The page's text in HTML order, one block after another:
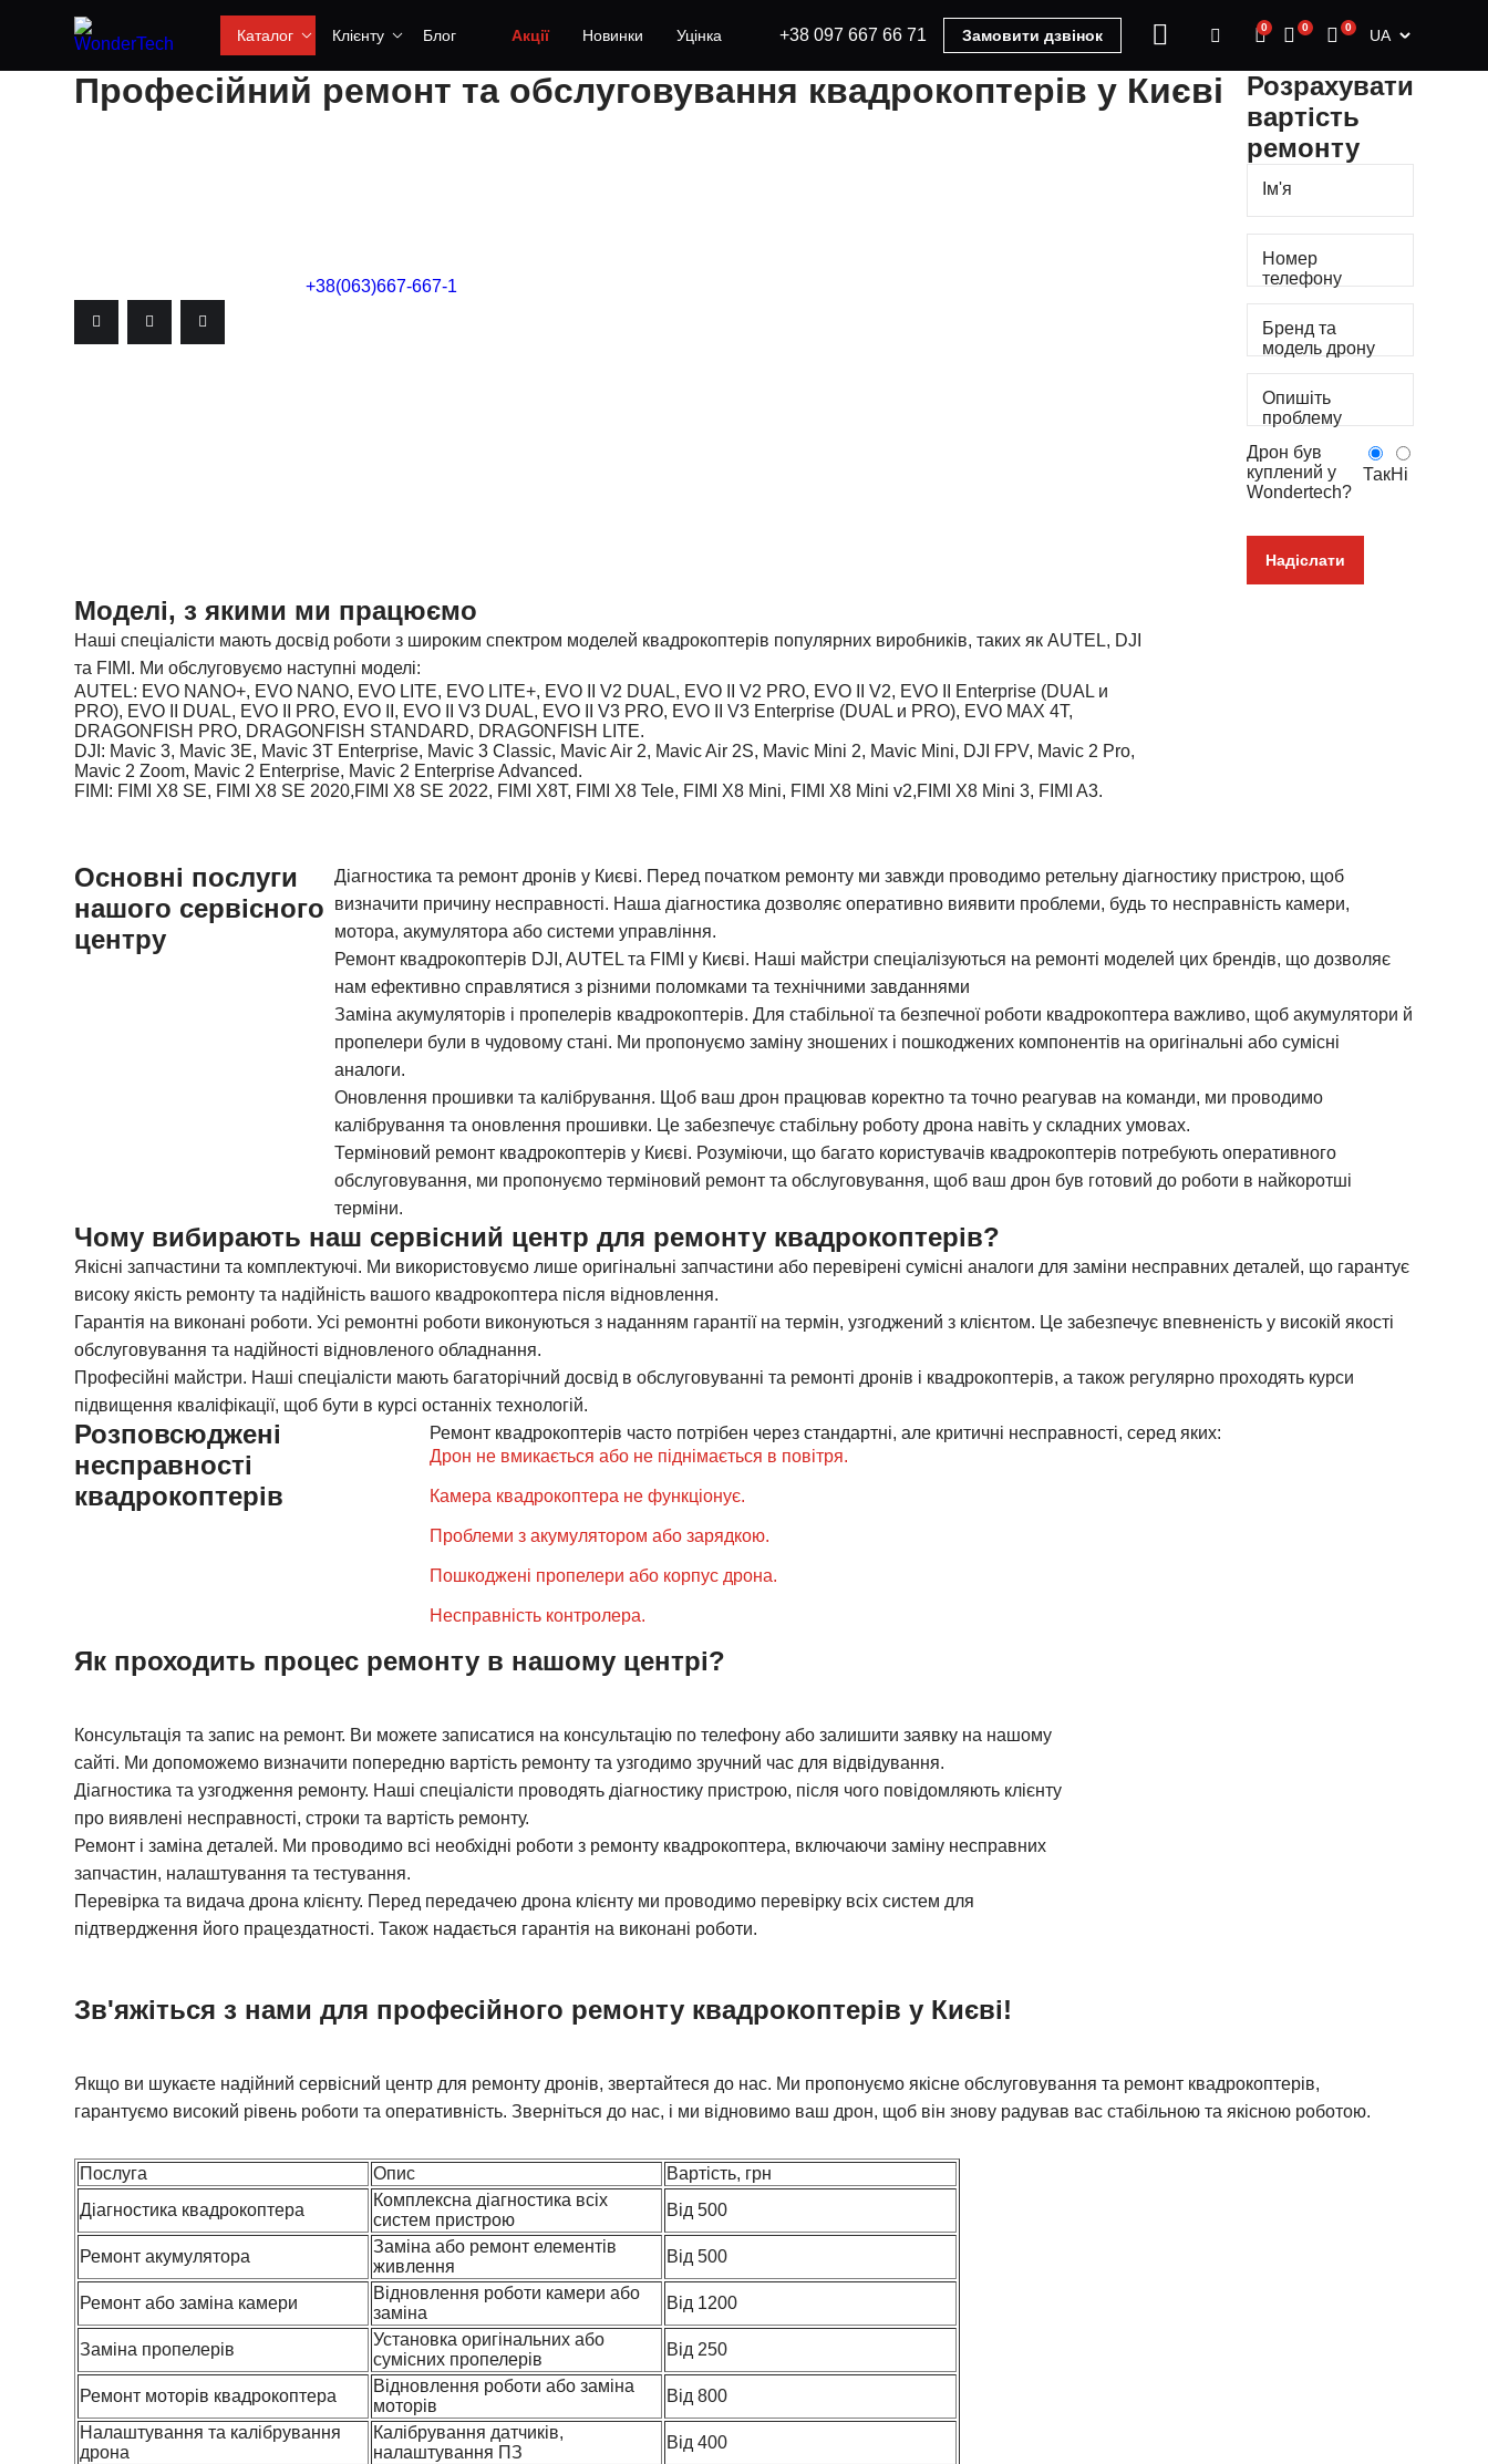
Каталог Клієнту Блог Акції Новинки Уцінка +38 097 667 66 71 Замовити дзвінок 0 0 0 UA
Професійний ремонт та обслуговування квадрокоптерів у Києві
+38(063)667-667-1
Розрахувати
вартість
ремонту
Ім'я
Номер
телефону
Бренд та
модель дрону
Опишіть
проблему
Дрон був
куплений у
Wondertech?
ТакНі
Надіслати
Моделі, з якими ми працюємо
Наші спеціалісти мають досвід роботи з широким спектром моделей квадрокоптерів популярних виробників, таких як AUTEL, DJI
та FIMI. Ми обслуговуємо наступні моделі:
AUTEL: EVO NANO+, EVO NANO, EVO LITE, EVO LITE+, EVO II V2 DUAL, EVO II V2 PRO, EVO II V2, EVO II Enterprise (DUAL и
PRO), EVO II DUAL, EVO II PRO, EVO II, EVO II V3 DUAL, EVO II V3 PRO, EVO II V3 Enterprise (DUAL и PRO), EVO MAX 4T,
DRAGONFISH PRO, DRAGONFISH STANDARD, DRAGONFISH LITE.
DJI: Mavic 3, Mavic 3E, Mavic 3T Enterprise, Mavic 3 Classic, Mavic Air 2, Mavic Air 2S, Mavic Mini 2, Mavic Mini, DJI FPV, Mavic 2 Pro,
Mavic 2 Zoom, Mavic 2 Enterprise, Mavic 2 Enterprise Advanced.
FIMI: FIMI X8 SE, FIMI X8 SE 2020,FIMI X8 SE 2022, FIMI X8T, FIMI X8 Tele, FIMI X8 Mini, FIMI X8 Mini v2,FIMI X8 Mini 3, FIMI A3.
Основні послуги
нашого сервісного
центру
Діагностика та ремонт дронів у Києві. Перед початком ремонту ми завжди проводимо ретельну діагностику пристрою, щоб
визначити причину несправності. Наша діагностика дозволяє оперативно виявити проблеми, будь то несправність камери,
мотора, акумулятора або системи управління.
Ремонт квадрокоптерів DJI, AUTEL та FIMI у Києві. Наші майстри спеціалізуються на ремонті моделей цих брендів, що дозволяє
нам ефективно справлятися з різними поломками та технічними завданнями
Заміна акумуляторів і пропелерів квадрокоптерів. Для стабільної та безпечної роботи квадрокоптера важливо, щоб акумулятори й
пропелери були в чудовому стані. Ми пропонуємо заміну зношених і пошкоджених компонентів на оригінальні або сумісні
аналоги.
Оновлення прошивки та калібрування. Щоб ваш дрон працював коректно та точно реагував на команди, ми проводимо
калібрування та оновлення прошивки. Це забезпечує стабільну роботу дрона навіть у складних умовах.
Терміновий ремонт квадрокоптерів у Києві. Розуміючи, що багато користувачів квадрокоптерів потребують оперативного
обслуговування, ми пропонуємо терміновий ремонт та обслуговування, щоб ваш дрон був готовий до роботи в найкоротші
терміни.
Чому вибирають наш сервісний центр для ремонту квадрокоптерів?
Якісні запчастини та комплектуючі. Ми використовуємо лише оригінальні запчастини або перевірені сумісні аналоги для заміни несправних деталей, що гарантує
високу якість ремонту та надійність вашого квадрокоптера після відновлення.
Гарантія на виконані роботи. Усі ремонтні роботи виконуються з наданням гарантії на термін, узгоджений з клієнтом. Це забезпечує впевненість у високій якості
обслуговування та надійності відновленого обладнання.
Професійні майстри. Наші спеціалісти мають багаторічний досвід в обслуговуванні та ремонті дронів і квадрокоптерів, а також регулярно проходять курси
підвищення кваліфікації, щоб бути в курсі останніх технологій.
Розповсюджені
несправності
квадрокоптерів
Ремонт квадрокоптерів часто потрібен через стандартні, але критичні несправності, серед яких:
Дрон не вмикається або не піднімається в повітря.
Камера квадрокоптера не функціонує.
Проблеми з акумулятором або зарядкою.
Пошкоджені пропелери або корпус дрона.
Несправність контролера.
Як проходить процес ремонту в нашому центрі?
Консультація та запис на ремонт. Ви можете записатися на консультацію по телефону або залишити заявку на нашому
сайті. Ми допоможемо визначити попередню вартість ремонту та узгодимо зручний час для відвідування.
Діагностика та узгодження ремонту. Наші спеціалісти проводять діагностику пристрою, після чого повідомляють клієнту
про виявлені несправності, строки та вартість ремонту.
Ремонт і заміна деталей. Ми проводимо всі необхідні роботи з ремонту квадрокоптера, включаючи заміну несправних
запчастин, налаштування та тестування.
Перевірка та видача дрона клієнту. Перед передачею дрона клієнту ми проводимо перевірку всіх систем для
підтвердження його працездатності. Також надається гарантія на виконані роботи.
Зв'яжіться з нами для професійного ремонту квадрокоптерів у Києві!
Якщо ви шукаєте надійний сервісний центр для ремонту дронів, звертайтеся до нас. Ми пропонуємо якісне обслуговування та ремонт квадрокоптерів,
гарантуємо високий рівень роботи та оперативність. Зверніться до нас, і ми відновимо ваш дрон, щоб він знову радував вас стабільною та якісною роботою.
Послуга Опис
Вартість, грн
Діагностика квадрокоптера
Комплексна діагностика всіх
систем пристрою
Від 500
Ремонт акумулятора
Заміна або ремонт елементів
живлення
Від 500
Ремонт або заміна камери
Відновлення роботи камери або
заміна
Від 1200
Заміна пропелерів
Установка оригінальних або
сумісних пропелерів
Від 250
Ремонт моторів квадрокоптера
Відновлення роботи або заміна
моторів
Від 800
Налаштування та калібрування
дрона
Калібрування датчиків,
налаштування ПЗ
Від 400